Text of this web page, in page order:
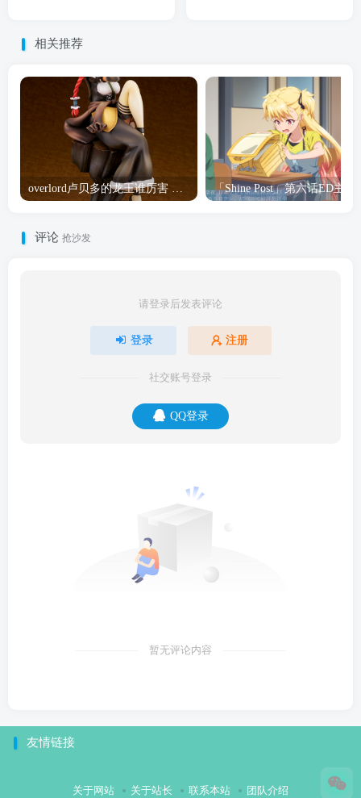
相关推荐
overlord卢贝多的龙王谁厉害 「Overlord」露普斯蕾琪娜·贝塔手办开订
评论 抢沙发
请登录后发表评论
登录 注册
社交账号登录
QQ登录
暂无评论内容
友情链接
关于网站 关于站长 联系本站 团队介绍